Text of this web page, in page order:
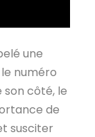
une
le numéro
son côté, le
de
susciter